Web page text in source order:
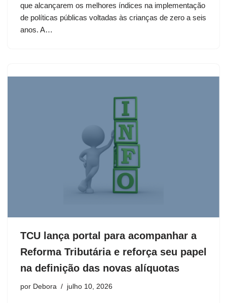
que alcançarem os melhores índices na implementação
de políticas públicas voltadas às crianças de zero a seis
anos. A…
TCU lança portal para acompanhar a
Reforma Tributária e reforça seu papel
na definição das novas alíquotas
por Debora julho 10, 2026